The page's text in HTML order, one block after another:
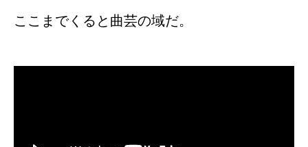
ここまでくると曲芸の域だ。